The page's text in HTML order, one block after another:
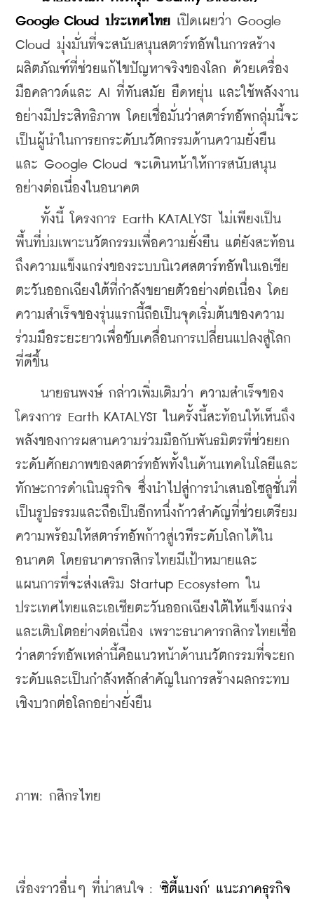
Google Cloud ประเทศไทย เปิดเผยว่า Google
Cloud มุ่งมั่นที่จะสนับสนุนสตาร์ทอัพในการสร้าง
ผลิตภัณฑ์ที่ช่วยแก้ไขปัญหาจริงของโลก ด้วยเครื่อง
มือคลาวด์และ AI ที่ทันสมัย ยืดหยุ่น และใช้พลังงาน
อย่างมีประสิทธิภาพ โดยเชื่อมั่นว่าสตาร์ทอัพกลุ่มนี้จะ
เป็นผู้นำในการยกระดับนวัตกรรมด้านความยั่งยืน
และ Google Cloud จะเดินหน้าให้การสนับสนุน
อย่างต่อเนื่องในอนาคต
ทั้งนี้ โครงการ Earth KATALYST ไม่เพียงเป็น
พื้นที่บ่มเพาะนวัตกรรมเพื่อความยั่งยืน แต่ยังสะท้อน
ถึงความแข็งแกร่งของระบบนิเวศสตาร์ทอัพในเอเชีย
ตะวันออกเฉียงใต้ที่กำลังขยายตัวอย่างต่อเนื่อง โดย
ความสำเร็จของรุ่นแรกนี้ถือเป็นจุดเริ่มต้นของความ
ร่วมมือระยะยาวเพื่อขับเคลื่อนการเปลี่ยนแปลงสู่โลก
ที่ดีขึ้น
นายธนพงษ์ กล่าวเพิ่มเติมว่า ความสำเร็จของ
โครงการ Earth KATALYST ในครั้งนี้สะท้อนให้เห็นถึง
พลังของการผสานความร่วมมือกับพันธมิตรที่ช่วยยก
ระดับศักยภาพของสตาร์ทอัพทั้งในด้านเทคโนโลยีและ
ทักษะการดำเนินธุรกิจ ซึ่งนำไปสู่การนำเสนอโซลูชั่นที่
เป็นรูปธรรมและถือเป็นอีกหนึ่งก้าวสำคัญที่ช่วยเตรียม
ความพร้อมให้สตาร์ทอัพก้าวสู่เวทีระดับโลกได้ใน
อนาคต โดยธนาคารกสิกรไทยมีเป้าหมายและ
แผนการที่จะส่งเสริม Startup Ecosystem ใน
ประเทศไทยและเอเชียตะวันออกเฉียงใต้ให้แข็งแกร่ง
และเติบโตอย่างต่อเนื่อง เพราะธนาคารกสิกรไทยเชื่อ
ว่าสตาร์ทอัพเหล่านี้คือแนวหน้าด้านนวัตกรรมที่จะยก
ระดับและเป็นกำลังหลักสำคัญในการสร้างผลกระทบ
เชิงบวกต่อโลกอย่างยั่งยืน
ภาพ: กสิกรไทย
เรื่องราวอื่นๆ ที่น่าสนใจ : 'ซิตี้แบงก์' แนะภาคธุรกิจ